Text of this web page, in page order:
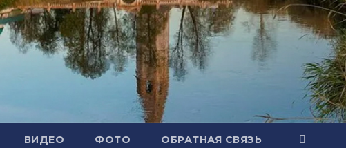
ВИДЕО ФОТО ОБРАТНАЯ СВЯЗЬ